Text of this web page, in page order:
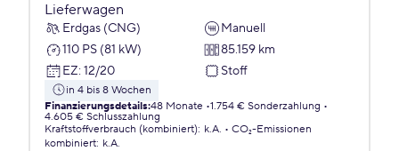
Lieferwagen
Erdgas (CNG)
Manuell
110 PS (81 kW)
85.159 km
EZ: 12/20 Stoff
in 4 bis 8 Wochen
Finanzierungsdetails:48 Monate 1.754 € Sonderzahlung
4.605 € Schlusszahlung
Kraftstoffverbrauch (kombiniert): k.A.
CO₂-Emissionen
kombiniert: k.A.